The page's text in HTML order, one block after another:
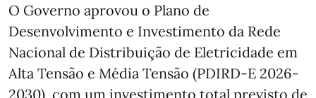
O Governo aprovou o Plano de
Desenvolvimento e Investimento da Rede
Nacional de Distribuição de Eletricidade em
Alta Tensão e Média Tensão (PDIRD-E 2026-
2030), com um investimento total previsto de